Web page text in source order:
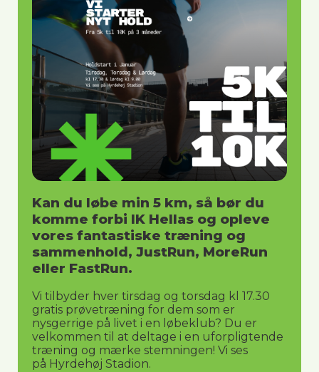
Kan du løbe min 5 km, så bør du
komme forbi IK Hellas og opleve
vores fantastiske træning og
sammenhold, JustRun, MoreRun
eller FastRun.
Vi tilbyder hver tirsdag og torsdag kl 17.30
gratis prøvetræning for dem som er
nysgerrige på livet i en løbeklub? Du er
velkommen til at deltage i en uforpligtende
træning og mærke stemningen! Vi ses
på Hyrdehøj Stadion.